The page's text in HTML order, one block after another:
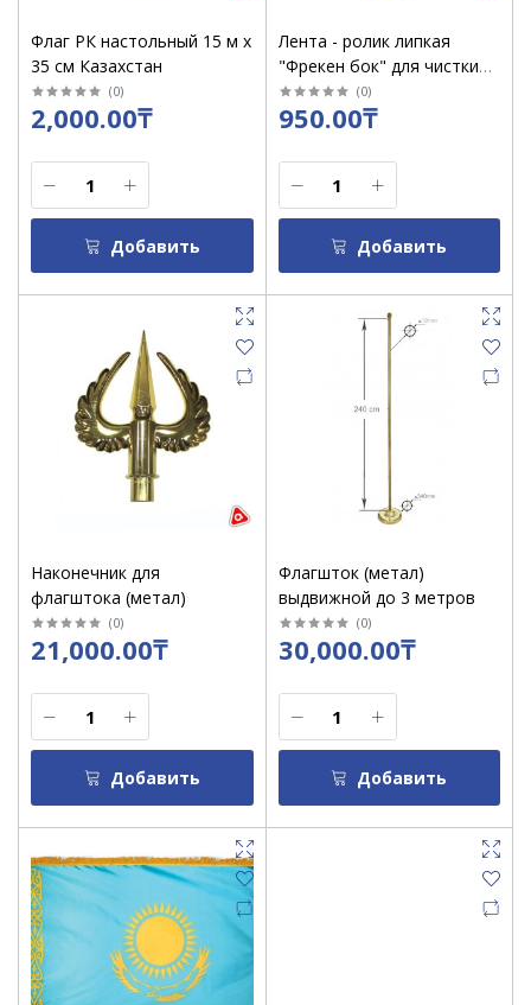
Флаг РК настольный 15 м х
35 см Казахстан
(0)
2,000.00₸
Добавить
Лента - ролик липкая
"Фрекен бок" для чистки
одежды / 5 м, 36 листов
(0)
950.00₸
Добавить
Наконечник для
флагштока (метал)
(0)
21,000.00₸
Добавить
Флагшток (метал)
выдвижной до 3 метров
(0)
30,000.00₸
Добавить